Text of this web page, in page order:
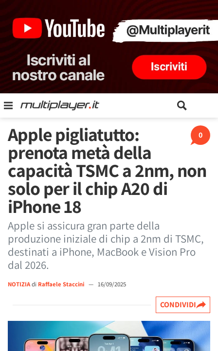
0
Apple pigliatutto:
prenota metà della
capacità TSMC a 2nm, non
solo per il chip A20 di
iPhone 18
Apple si assicura gran parte della
produzione iniziale di chip a 2nm di TSMC,
destinati a iPhone, MacBook e Vision Pro
dal 2026.
NOTIZIAdi Raffaele Staccini — 16/09/2025
CONDIVIDI